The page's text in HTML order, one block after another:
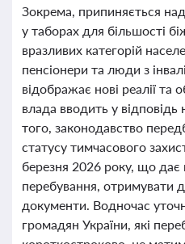
Зокрема, припиняється
у таборах для більшості
вразливих категорій
пенсіонери та люди з
відображає нові реалії та
влада вводить у відповідь
того, законодавство
статусу тимчасового
березня 2026 року, що дає
перебування, отримувати
документи. Водночас
громадян України, які